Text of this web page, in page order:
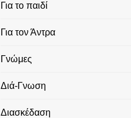
Για το παιδί
Για τον Άντρα
Γνώμες
Διά-Γνωση
Διασκέδαση